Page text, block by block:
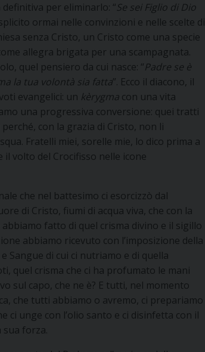
per eliminarlo: “Se sei Figlio di Dio
ormai nelle convinzioni e nelle scelte di
senza Cristo, un Cristo come una specie
allegra brigata per una scampagnata.
quel pensiero da cui nasce: “Padre se è
la tua volontà sia fatta”. Ecco il diacono, il
evangelici: un kèrygma con una vita
una progressiva conversione: quei tratti
con la grazia di Cristo, non li
Fratelli miei, sorelle mie, lo dico prima a
il volto del Crocifisso nelle icone
che nel battesimo ci esorcizzò dal
di Cristo, fiumi di acqua viva, che con la
fatto di quel crisma divino e il sigillo
abbiamo ricevuto con l’imposizione della
Sangue di cui ci nutriamo e di quella
quel crisma che ci ha profumato le mani
sul capo, che ne è? E tutti, nel momento
che tutti abbiamo o avremo, ci prepariamo
ci unge con l’olio santo e ci disinfetta con il
sua forza.